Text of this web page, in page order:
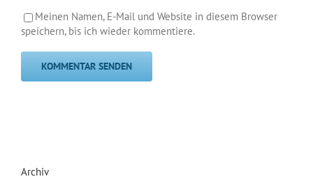
Meinen Namen, E-Mail und Website in diesem Browser
speichern, bis ich wieder kommentiere.
Archiv